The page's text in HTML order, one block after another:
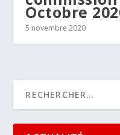
Octobre
5 novembre 2020